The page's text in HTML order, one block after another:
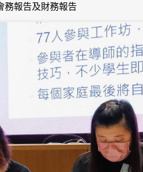
務報告及財務報告